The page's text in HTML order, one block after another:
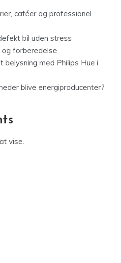
caféer og professionel
bil uden stress
og forberedelse
belysning med Philips Hue i
blive energiproducenter?
vise.